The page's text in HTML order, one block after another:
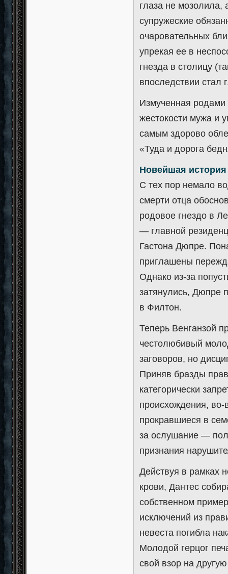
глаза не
супружеские
очаровательных
упрекая ее в
гнезда в столицу
впоследствии стал
Измученная
жестокости мужа и
самым здорово
«Туда и дорога
Новейшая история
С тех пор немало
смерти отца
родовое гнездо в
— главной
Гастона Дюпре.
приглашены
Однако из-за
затянулись, Дюпре
в Филтон.
Теперь Венганзой
честолюбивый
заговоров, но
Приняв бразды
категорически
происхождения,
прокравшиеся в
за ослушание —
признания
Действуя в рамках
крови, Дантес
собственном
исключений из
невеста погибла
Молодой герцог
свой взор на